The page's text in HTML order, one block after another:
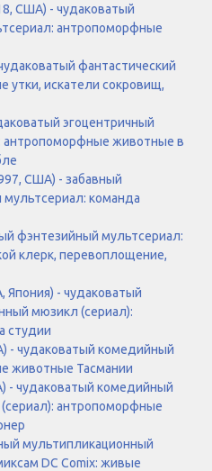
США) - чудаковатый
антропоморфные
фантастический
утки, искатели сокровищ,
эгоцентричный
антропоморфные животные в
США) - забавный
команда
фэнтезийный мультсериал:
клерк, перевоплощение,
- чудаковатый
мюзикл (сериал):
студии
- чудаковатый комедийный
животные Тасмании
- чудаковатый комедийный
антропоморфные
мультипликационный
DC Comix: живые